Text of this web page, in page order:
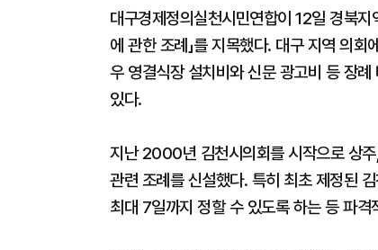
대구경제정의실천시민연합이 12일 경북
에 관한 조례」를 지목했다. 대구 지역 의
우 영결식장 설치비와 신문 광고비 등 장
있다.
지난 2000년 김천시의회를 시작으로 상
관련 조례를 신설했다. 특히 최초 제정된
최대 7일까지 정할 수 있도록 하는 등 파